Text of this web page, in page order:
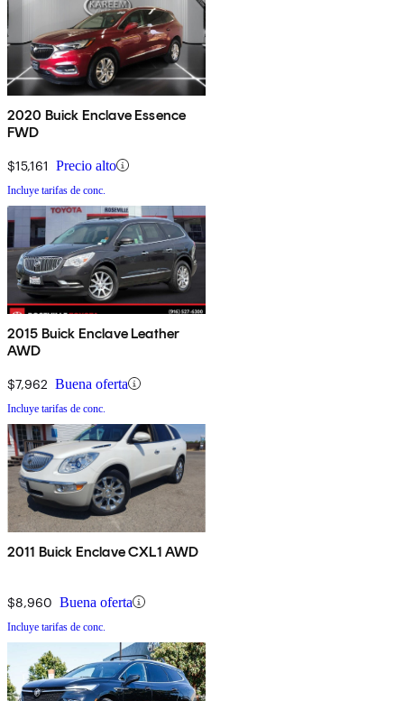
2020 Buick Enclave Essence
FWD
$15,161 Precio alto
Incluye tarifas de conc.
2015 Buick Enclave Leather
AWD
$7,962 Buena oferta
Incluye tarifas de conc.
2011 Buick Enclave CXL1 AWD
$8,960 Buena oferta
Incluye tarifas de conc.